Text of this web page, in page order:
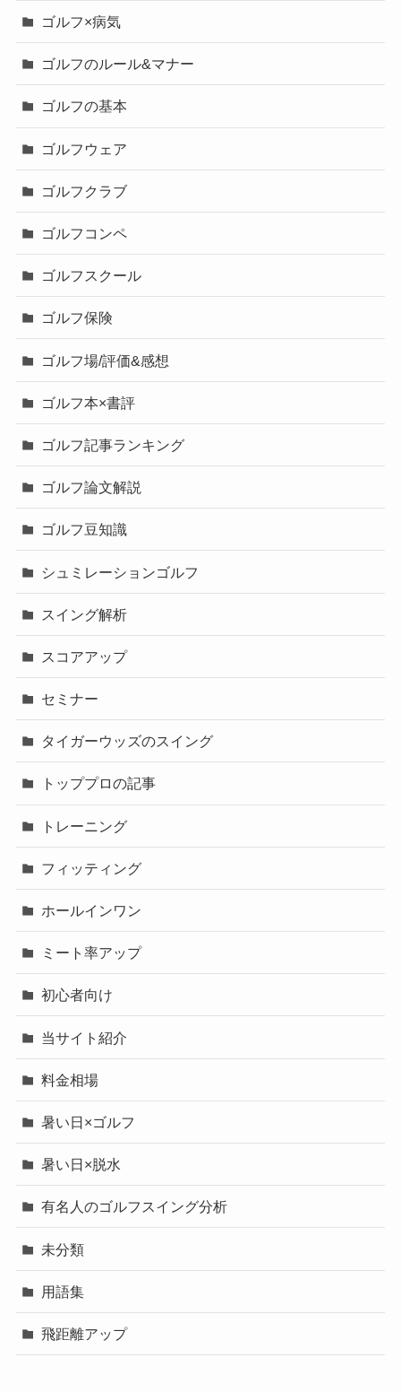
ゴルフ×病気
ゴルフのルール&マナー
ゴルフの基本
ゴルフウェア
ゴルフクラブ
ゴルフコンペ
ゴルフスクール
ゴルフ保険
ゴルフ場/評価&感想
ゴルフ本×書評
ゴルフ記事ランキング
ゴルフ論文解説
ゴルフ豆知識
シュミレーションゴルフ
スイング解析
スコアアップ
セミナー
タイガーウッズのスイング
トッププロの記事
トレーニング
フィッティング
ホールインワン
ミート率アップ
初心者向け
当サイト紹介
料金相場
暑い日×ゴルフ
暑い日×脱水
有名人のゴルフスイング分析
未分類
用語集
飛距離アップ